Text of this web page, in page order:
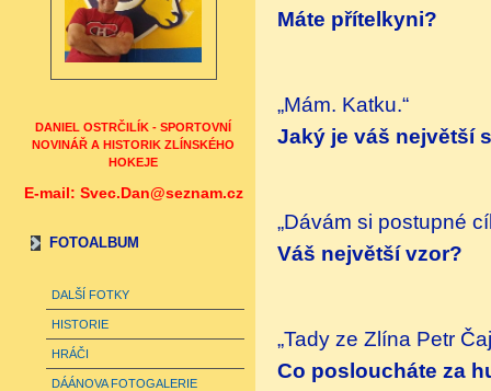
DANIEL OSTRČILÍK - SPORTOVNÍ
NOVINÁŘ A HISTORIK ZLÍNSKÉHO
HOKEJE
E-mail: Svec.Dan@seznam.cz
FOTOALBUM
DALŠÍ FOTKY
HISTORIE
HRÁČI
DÁÁNOVA FOTOGALERIE
Máte přítelkyni?
„Mám. Katku.“
Jaký je váš největší
„Dávám si postupné
Váš největší vzor?
„Tady ze Zlína Petr
Co posloucháte za